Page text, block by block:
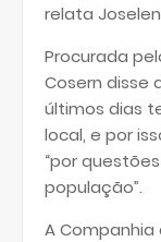
relata
Procurada
Cosern disse
últimos dias
local, e por
“por
população”.
A